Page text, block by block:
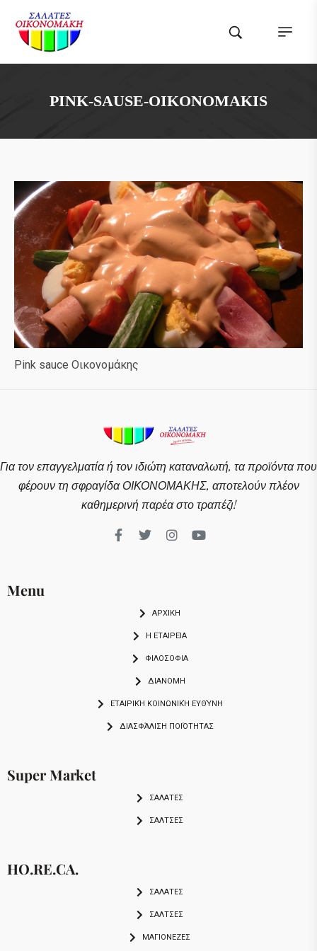
PINK-SAUSE-OIKONOMAKIS
Pink sauce Οικονομάκης
Για τον επαγγελματία ή τον ιδιώτη καταναλωτή, τα προϊόντα που
φέρουν τη σφραγίδα ΟΙΚΟΝΟΜΑΚΗΣ, αποτελούν πλέον
καθημερινή παρέα στο τραπέζι!
Menu
ΑΡΧΙΚΗ
Η ΕΤΑΙΡΕΙΑ
ΦΙΛΟΣΟΦΙΑ
ΔΙΑΝΟΜΗ
ΕΤΑΙΡΙΚΉ ΚΟΙΝΩΝΙΚΉ ΕΥΘΎΝΗ
ΔΙΑΣΦΆΛΙΣΗ ΠΟΙΌΤΗΤΑΣ
Super Market
ΣΑΛΑΤΕΣ
ΣΑΛΤΣΕΣ
HO.RE.CA.
ΣΑΛΑΤΕΣ
ΣΑΛΤΣΕΣ
ΜΑΓΙΟΝΕΖΕΣ